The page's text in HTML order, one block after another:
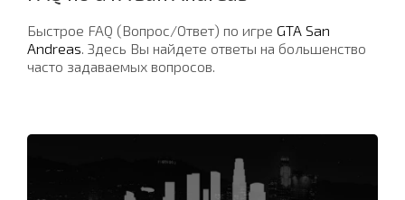
Быстрое FAQ (Вопрос/Ответ) по игре GTA San
Andreas. Здесь Вы найдете ответы на большенство
часто задаваемых вопросов.